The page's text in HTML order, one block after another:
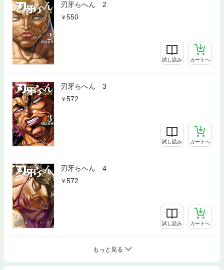
刃牙らへん 2
550
試し読み カートへ
刃牙らへん 3
572
試し読み カートへ
刃牙らへん 4
572
試し読み カートへ
もっと見る